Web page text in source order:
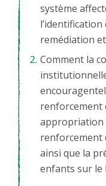
système
remédiation
Comment la
renforcement
appropriation
renforcement
ainsi que la
enfants sur le